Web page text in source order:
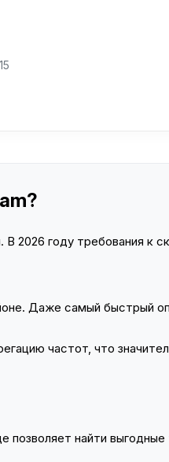
2026 году требования к
Даже самый быстрый
частот, что
найти